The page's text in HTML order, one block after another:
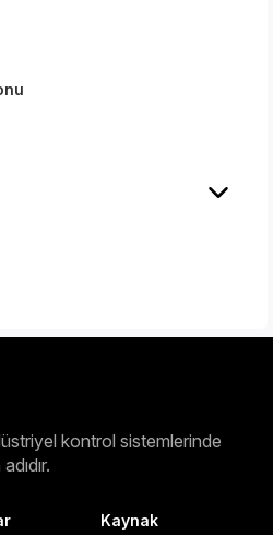
kontrol sistemlerinde
Kaynak